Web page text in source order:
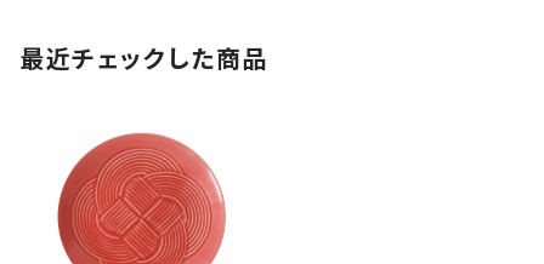
最近チェックした商品